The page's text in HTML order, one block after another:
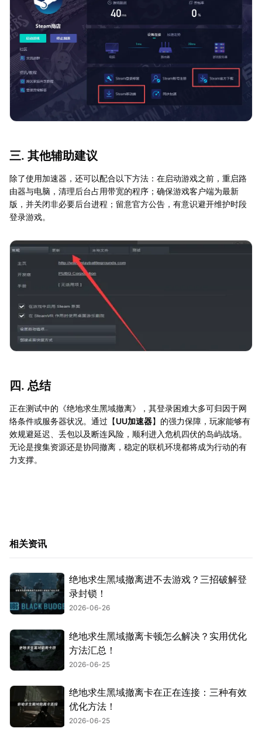
三. 其他辅助建议
除了使用加速器，还可以配合以下方法：在启动游戏之前，重启路
由器与电脑，清理后台占用带宽的程序；确保游戏客户端为最新
版，并关闭非必要后台进程；留意官方公告，有意识避开维护时段
登录游戏。
四. 总结
正在测试中的《绝地求生黑域撤离》，其登录困难大多可归因于网
络条件或服务器状况。通过【UU加速器】的强力保障，玩家能够有
效规避延迟、丢包以及断连风险，顺利进入危机四伏的岛屿战场。
无论是搜集资源还是协同撤离，稳定的联机环境都将成为行动的有
力支撑。
相关资讯
绝地求生黑域撤离进不去游戏？三招破解登
录封锁！
2026-06-26
绝地求生黑域撤离卡顿怎么解决？实用优化
方法汇总！
2026-06-25
绝地求生黑域撤离卡在正在连接：三种有效
优化方法！
2026-06-25